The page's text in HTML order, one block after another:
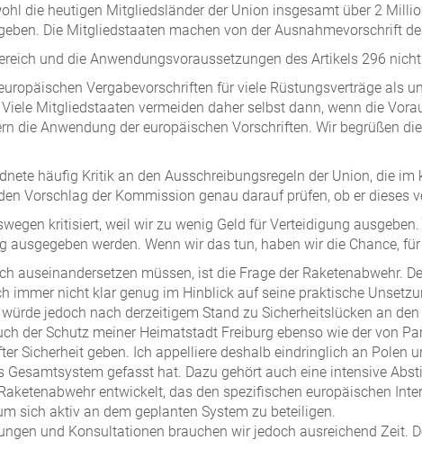
die heutigen Mitgliedsländer der Union insgesamt über 2
Die Mitgliedstaaten machen von der Ausnahmevorschrift
und die Anwendungsvoraussetzungen des Artikels 296
Vergabevorschriften für viele Rüstungsverträge als
Mitgliedstaaten vermeiden daher selbst dann, wenn die
die Anwendung der europäischen Vorschriften. Wir begrüßen
häufig Kritik an den Ausschreibungsregeln der Union, die
Vorschlag der Kommission genau darauf prüfen, ob er
kritisiert, weil wir zu wenig Geld für Verteidigung
ausgegeben werden. Wenn wir das tun, haben wir die Chance,
auseinandersetzen müssen, ist die Frage der Raketenabwehr.
immer nicht klar genug im Hinblick auf seine praktische
jedoch nach derzeitigem Stand zu Sicherheitslücken an
der Schutz meiner Heimatstadt Freiburg ebenso wie der von
Sicherheit geben. Ich appelliere deshalb eindringlich an
Gesamtsystem gefasst hat. Dazu gehört auch eine intensive
entwickelt, das den spezifischen europäischen
sich aktiv an dem geplanten System zu beteiligen.
und Konsultationen brauchen wir jedoch ausreichend